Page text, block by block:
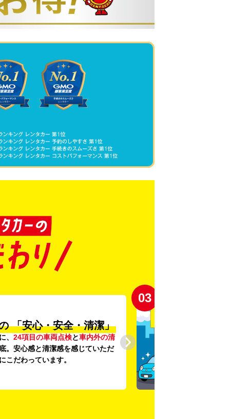
「安心・安全・清潔」
、 24項目の車両点検と車内外の清
。安心感と清潔感を感じていただ
こだわっています。
03